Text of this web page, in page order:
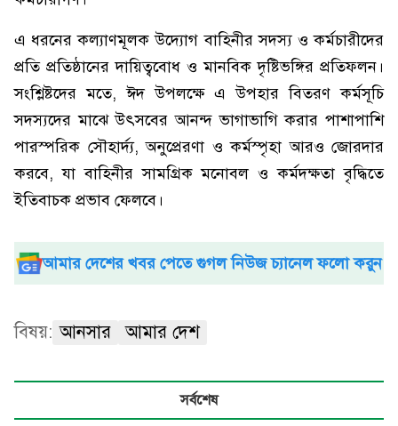
এ ধরনের কল্যাণমূলক উদ্যোগ বাহিনীর সদস্য ও কর্মচারীদের
প্রতি প্রতিষ্ঠানের দায়িত্ববোধ ও মানবিক দৃষ্টিভঙ্গির প্রতিফলন।
সংশ্লিষ্টদের মতে, ঈদ উপলক্ষে এ উপহার বিতরণ কর্মসূচি
সদস্যদের মাঝে উৎসবের আনন্দ ভাগাভাগি করার পাশাপাশি
পারস্পরিক সৌহার্দ্য, অনুপ্রেরণা ও কর্মস্পৃহা আরও জোরদার
করবে, যা বাহিনীর সামগ্রিক মনোবল ও কর্মদক্ষতা বৃদ্ধিতে
ইতিবাচক প্রভাব ফেলবে।
আমার দেশের খবর পেতে গুগল নিউজ চ্যানেল ফলো করুন
বিষয়: আনসার আমার দেশ
সর্বশেষ